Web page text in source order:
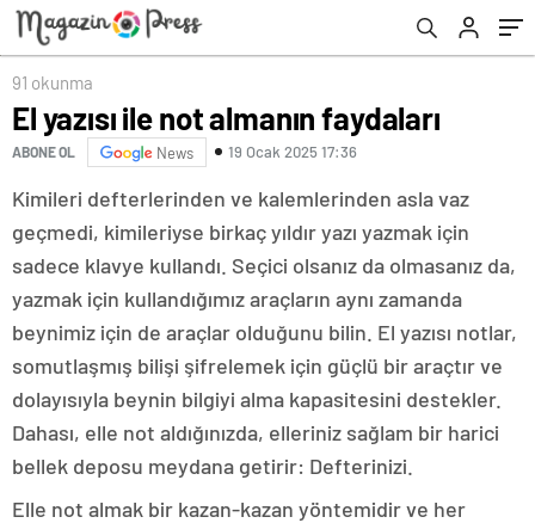
91 okunma
El yazısı ile not almanın faydaları
ABONE OL News 19 Ocak 2025 17:36
Kimileri defterlerinden ve kalemlerinden asla vaz
geçmedi, kimileriyse birkaç yıldır yazı yazmak için
sadece klavye kullandı. Seçici olsanız da olmasanız da,
yazmak için kullandığımız araçların aynı zamanda
beynimiz için de araçlar olduğunu bilin. El yazısı notlar,
somutlaşmış bilişi şifrelemek için güçlü bir araçtır ve
dolayısıyla beynin bilgiyi alma kapasitesini destekler.
Dahası, elle not aldığınızda, elleriniz sağlam bir harici
bellek deposu meydana getirir: Defterinizi.
Elle not almak bir kazan-kazan yöntemidir ve her